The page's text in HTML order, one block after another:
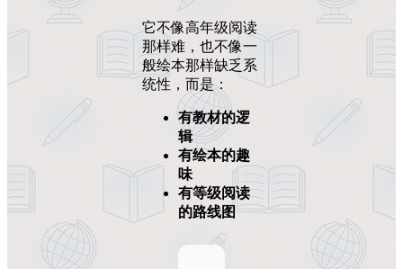
它不像高年级阅读
那样难，也不像一
般绘本那样缺乏系
统性，而是：
有教材的逻
辑
有绘本的趣
味
有等级阅读
的路线图